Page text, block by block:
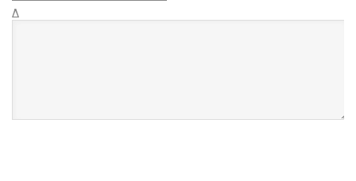
Δ